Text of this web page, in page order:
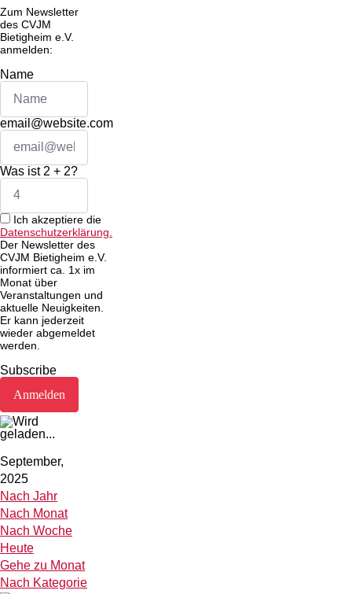
Zum Newsletter
des CVJM
Bietigheim e.V.
anmelden:
Name
email@website.com
Was ist 2 + 2?
Ich akzeptiere die
Datenschutzerklärung.
Der Newsletter des
CVJM Bietigheim e.V.
informiert ca. 1x im
Monat über
Veranstaltungen und
aktuelle Neuigkeiten.
Er kann jederzeit
wieder abgemeldet
werden.
Subscribe
September,
2025
Nach Jahr
Nach Monat
Nach Woche
Heute
Gehe zu Monat
Nach Kategorie